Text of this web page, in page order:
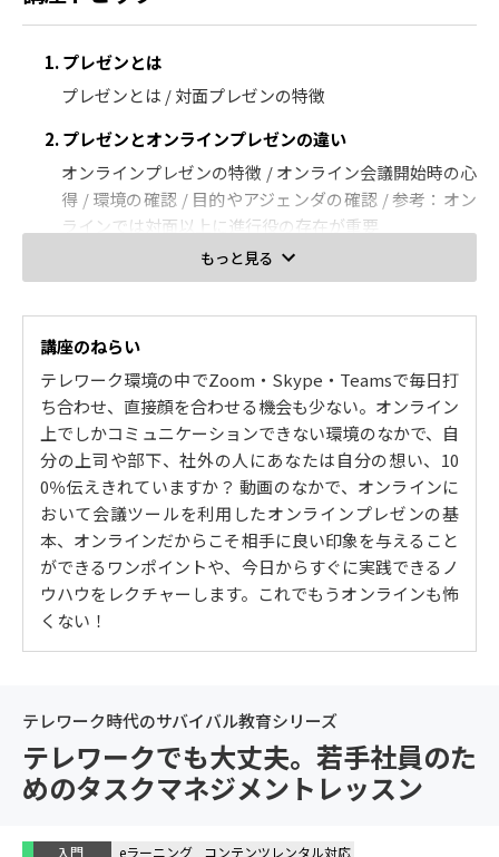
1. プレゼンとは
プレゼンとは / 対面プレゼンの特徴
2. プレゼンとオンラインプレゼンの違い
オンラインプレゼンの特徴 / オンライン会議開始時の心
得 / 環境の確認 / 目的やアジェンダの確認 / 参考：オン
ラインでは対面以上に進行役の存在が重要
3. 成功するオンラインプレゼン ポイント1：印象をコン
る / 話し手の印象に影響を与える要素～メラビアンの法
則 / 相手によい印象を与えるためのポイント / コロナ禍
で～マスクについて
4. 成功するオンラインプレゼン ポイント２：対話を通
じて相手を巻き込む
オンラインの対話を進めるうえで意識したほうがいい
こと / 相手を巻き込む対話のコツ① （聞き方） / 相手を
巻き込む対話のコツ②（話し方・その他、相手を巻き
込むための工夫）
徴と対処のヒント / オンラインコミュニケーションでの
活用ポイント
6. 終わる時も大切
もっと見る
講座のねらい
テレワーク環境の中でZoom・Skype・Teamsで毎日打
ち合わせ、直接顔を合わせる機会も少ない。オンライン
上でしかコミュニケーションできない環境のなかで、自
分の上司や部下、社外の人にあなたは自分の想い、10
0％伝えきれていますか？ 動画のなかで、オンラインに
おいて会議ツールを利用したオンラインプレゼンの基
本、オンラインだからこそ相手に良い印象を与えること
ができるワンポイントや、今日からすぐに実践できるノ
ウハウをレクチャーします。これでもうオンラインも怖
くない！
テレワーク時代のサバイバル教育シリーズ
テレワークでも大丈夫。若手社員のた
めのタスクマネジメントレッスン
入門 eラーニング コンテンツレンタル対応